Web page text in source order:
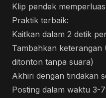
Klip pendek
Praktik terbaik:
Kaitkan dalam 2 detik
Tambahkan
ditonton tanpa suara)
Akhiri dengan tindakan
Posting dalam waktu 3-